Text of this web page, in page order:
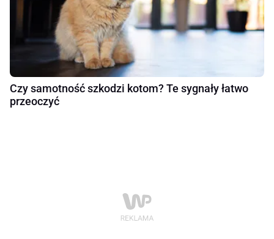
Czy samotność szkodzi kotom? Te sygnały łatwo
przeoczyć